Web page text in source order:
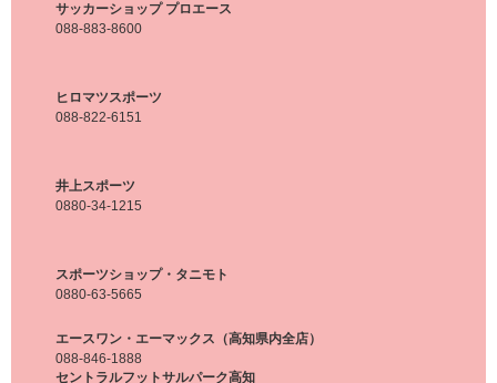
サッカーショップ プロエース
088-883-8600
ヒロマツスポーツ
088-822-6151
井上スポーツ
0880-34-1215
スポーツショップ・タニモト
0880-63-5665
エースワン・エーマックス（高知県内全店）
088-846-1888
セントラルフットサルパーク高知